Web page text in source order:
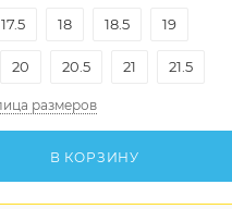
17.5 18 18.5 19
20 20.5 21 21.5
размеров
В КОРЗИНУ